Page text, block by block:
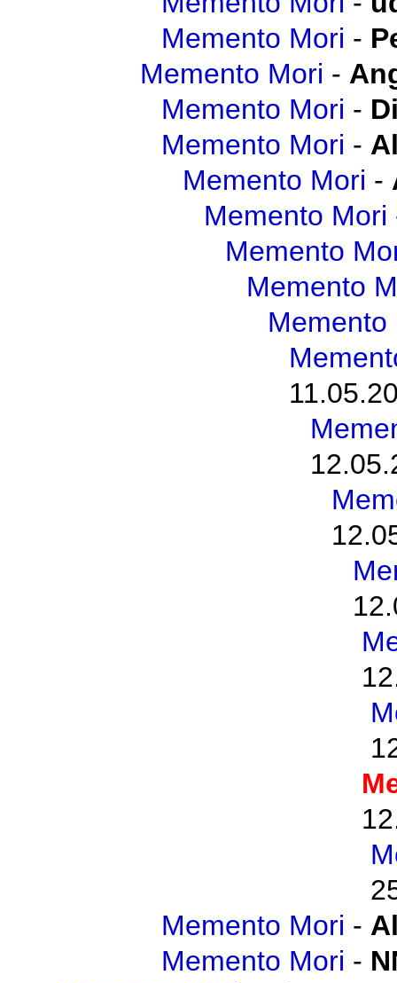
Memento Mori -
Memento Mori -
Memento Mori -
Memento Mori -
Memento Mori -
Memento Mori
Memento
Memento
Memento
Memento Mori -
Memento Mori -